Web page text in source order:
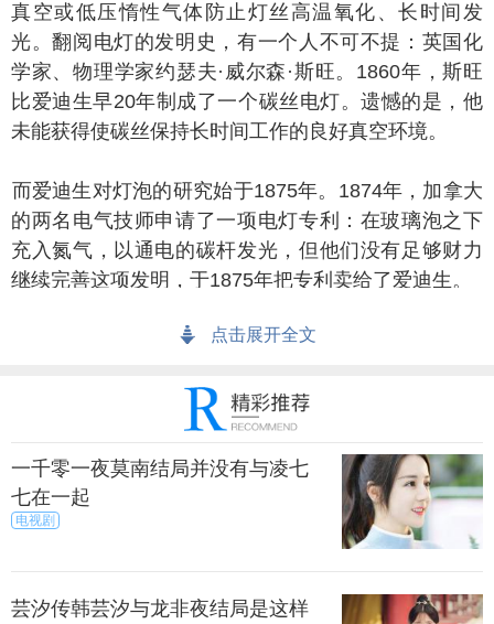
真空或低压惰性气体防止灯丝高温氧化、长时间发
光。翻阅电灯的发明史，有一个人不可不提：英国化
学家、物理学家约瑟夫·威尔森·斯旺。1860年，斯旺
比爱迪生早20年制成了一个碳丝电灯。遗憾的是，他
未能获得使碳丝保持长时间工作的良好真空环境。
迪生对灯泡的研究始于1875年。1874年，加拿大
的两名电气技师申请了一项电灯专利：在玻璃泡之下
充入氮气，以通电的碳杆发光，但他们没有足够财力
继续完善这项发明，于1875年把专利卖给了爱迪生。
生购下专利后，尝试改良使用的灯丝，试验了
亮上1200个小时的毛竹丝灯。
斯旺和爱迪生发明电灯的时间差不多，历史上他
们为争夺电灯的发明权还打起了官司。在英国，斯旺
控告爱迪生侵犯专利，后来他们在法庭之外解决了争
议，于1883年在英国建立一家联合公司。但后来，斯
旺把他的权益及专利都卖给了爱迪生。
点击展开全文
一千零一夜莫南结局并没有与凌七
七在一起
电视剧
芸汐传韩芸汐与龙非夜结局是这样